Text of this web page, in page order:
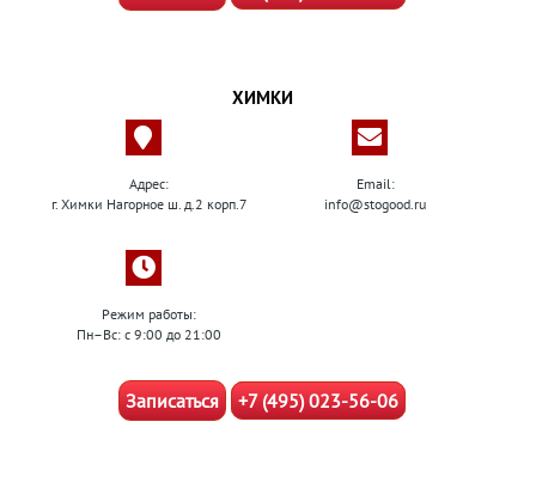
ХИМКИ
Адрес:
г. Химки Нагорное ш. д.2 корп.7
Email:
info@stogood.ru
Режим работы:
Пн–Вс: с 9:00 до 21:00
Записаться +7 (495) 023-56-06